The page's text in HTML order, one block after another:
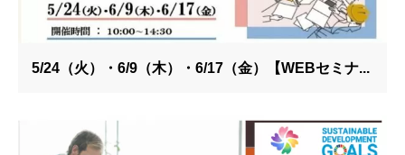
5/24（火）・6/9（木）・6/17（金）【WEBセミナ...